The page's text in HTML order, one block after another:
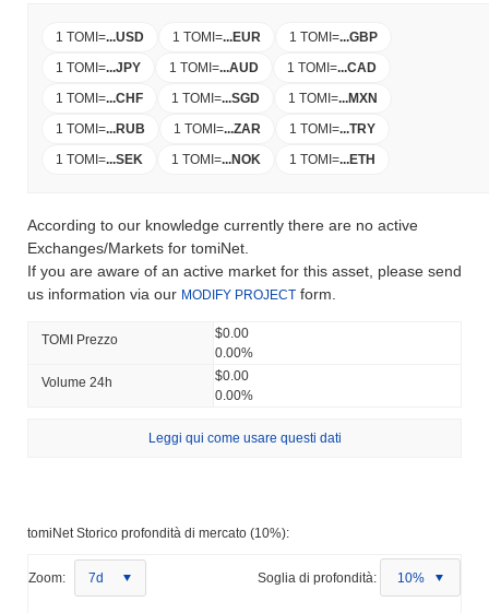
1 TOMI=...USD 1 TOMI=...EUR 1 TOMI=...GBP
1 TOMI=...JPY 1 TOMI=...AUD 1 TOMI=...CAD
1 TOMI=...CHF 1 TOMI=...SGD 1 TOMI=...MXN
1 TOMI=...RUB 1 TOMI=...ZAR 1 TOMI=...TRY
1 TOMI=...SEK 1 TOMI=...NOK 1 TOMI=...ETH
According to our knowledge currently there are no active
Exchanges/Markets for tomiNet.
If you are aware of an active market for this asset, please send
us information via our MODIFY PROJECT form.
TOMI Prezzo
$0.00
0.00%
Volume 24h
$0.00
0.00%
Leggi qui come usare questi dati
tomiNet Storico profondità di mercato (10%):
Zoom: 7d Soglia di profondità: 10%